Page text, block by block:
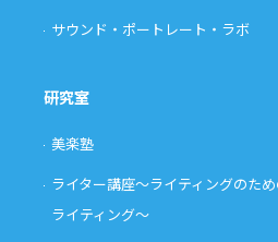
サウンド・ポートレート・ラボ
研究室
美楽塾
ライター講座〜ライティングのた
ライティング〜